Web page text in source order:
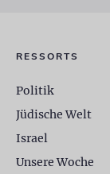
RESSORTS
Politik
Jüdische Welt
Israel
Unsere Woche